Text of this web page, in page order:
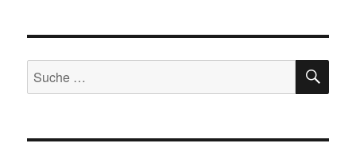
von
Nena
Tramountani
Suche
nach: